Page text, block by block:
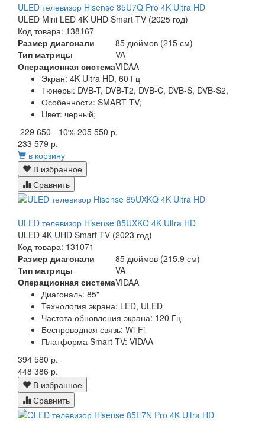
ULED телевизор Hisense 85U7Q Pro 4K Ultra HD
ULED Mini LED 4K UHD Smart TV (2025 год)
Код товара: 138167
Размер диагонали
85 дюймов (215 см)
Тип матрицы
VA
Операционная системаVIDAA
Экран: 4K Ultra HD, 60 Гц
Тюнеры: DVB-T, DVB-T2, DVB-C, DVB-S, DVB-S2,
Особенности: SMART TV;
Цвет: черный;
229 650 -10% 205 550 р.
233 579 р.
в корзину
В избранное
Сравнить
ULED телевизор Hisense 85UXKQ 4K Ultra HD
ULED 4K UHD Smart TV (2023 год)
Код товара: 131071
Размер диагонали
85 дюймов (215,9 см)
Тип матрицы
VA
Операционная системаVIDAA
Диагональ: 85"
Технология экрана: LED, ULED
Частота обновления экрана: 120 Гц
Беспроводная связь: Wi-Fi
Платформа Smart TV: VIDAA
394 580 р.
448 386 р.
В избранное
Сравнить